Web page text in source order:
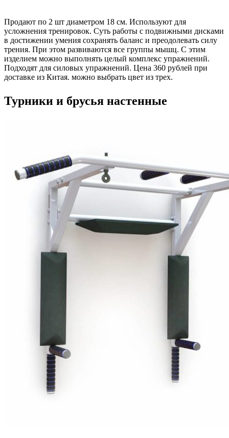
Продают по 2 шт диаметром 18 см. Используют для
усложнения тренировок. Суть работы с подвижными дисками
в достижении умения сохранять баланс и преодолевать силу
трения. При этом развиваются все группы мышц. С этим
изделием можно выполнять целый комплекс упражнений.
Подходят для силовых упражнений. Цена 360 рублей при
доставке из Китая. можно выбрать цвет из трех.
Турники и брусья настенные